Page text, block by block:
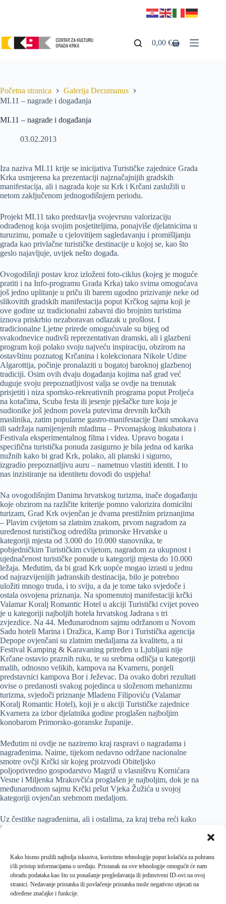
Kako bismo pružili najbolja iskustva, koristimo tehnologije poput kolačića za pohranu
i/ili pristup informacijama o uređaju. Pristanak na ove tehnologije omogućit će nam
obradu podataka kao što su ponašanje pregledavanja ili jedinstveni ID-ovi na ovoj
stranici. Nedavanje pristanka ili povlačenje pristanka može negativno utjecati na
određene značajke i funkcije.
0,00€
Početna stranica
Galerija Decumanus
MI.11 – nagrade i događanja
MI.11 – nagrade i događanja
03.02.2013
Iza naziva MI.11 krije se inicijativa Turističke zajednice Grada
Krka usmjerena ka prezentaciji najznačajnijih gradskih
manifestacija, ali i nagrada koje su Krk i Krčani zaslužili u
netom zaključenom jednogodišnjem periodu.
Projekt MI.11 tako predstavlja svojevrsnu valorizaciju
odrađenog koja svojim posjetiteljima, ponajviše djelatnicima u
turuzimu, pomaže u cjelovitijem sagledavanju i promišljanju
grada kao privlačne turističke destinacije u kojoj se, kao što
geslo najavljuje, uvijek nešto događa.
Ovogodišnji postav kroz izloženi foto-ciklus (kojeg je moguće
pratiti i na Info-programu Grada Krka) tako svima omogućava
još jedno uplitanje u priču ili barem ugodno prizivanje neke od
slikovitih gradskih manifestacija poput Krčkog sajma koji je
ove godine uz tradicionalni zabavni dio brojnim turistima
iznova priskrbio nezaboravan odlazak u prošlost. I
tradicionalne Ljetne prirede omogućuvale su bijeg od
svakodnevice nudivši reprezentativan dramski, ali i glazbeni
program koji polako svoju najveću inspiraciju, obzirom na
ostavštinu poznatog Krčanina i kolekcionara Nikole Udine
Algarottija, počinje pronalaziti u bogatoj baroknoj glazbenoj
tradiciji. Osim ovih dvaju događanja kojima naš grad već
duguje svoju prepoznatljivost valja se ovdje na trenutak
prisjetiti i niza sportsko-rekreativnih programa poput Proljeća
na kotačima, Scuba festa ili jesenje pješačke ture koja je
sudionike još jednom povela putevima drevnih krčkih
maslinika, zatim popularne gastro-manifestacije Dani smokava
ili sadržaja namijenjenih mladima – Prvomajskog inkubatora i
Festivala eksperimentalnog filma i videa. Upravo bogata i
specifična turistička ponuda zasigurno je bila jedna od karika
nužnih kako bi grad Krk, polako, ali planski i sigurno,
izgradio prepoznatljivu auru – nametnuo vlastiti identit. I to
nas inzistiranje na identitetu dovodi do uspjeha!
Na ovogodišnjim Danima hrvatskog turizma, inače događanju
koje obzirom na različite kriterije pomno valorizira domicilni
turizam, Grad Krk ovjenčan je dvama prestižnim priznanjima
– Plavim cvijetom sa zlatnim znakom, prvom nagradom za
uređenost turističkog odredišta primorske Hrvatske u
kategoriji mjesta od 3.000 do 10.000 stanovnika, te
pobjedničkim Turističkim cvijetom, nagradom za ukupnost i
ujednačenost turističke ponude u kategoriji mjesta do 10.000
ležaja. Međutim, da bi grad Krk uopće mogao izrasti u jednu
od najrazvijenijih jadranskih destinacija, bilo je potrebno
uložiti mnogo truda, i to sviju, a da je tome tako svjedoče i
ostala osvojena priznanja. Na spomenutoj manifestaciji krčki
Valamar Koralj Romantic Hotel u akciji Turistički cvijet poveo
je u kategoriji najboljih hotela hrvatskog Jadrana s tri
zvjezdice. Na 44. Međunarodnom sajmu održanom u Novom
Sadu hoteli Marina i Dražica, Kamp Bor i Turistička agencija
Depope ovjenčani su zlatnim medaljama za kvalitetu, a ni
Festival Kamping & Karavaning priređen u Ljubljani nije
Krčane ostavio praznih ruku, te su srebrna odličja u kategoriji
malih, odnosno velikih, kampova na Kvarneru, ponjeli
predstavnici kampova Bor i Ježevac. Da ovako dobri rezultati
ovise o predanosti svakog pojedinca u složenom mehanizmu
turizma, svjedoči priznanje Mladenu Filipoviću (Valamar
Koralj Romantic Hotel), koji je u akciji Turističke zajednice
Kvarnera za izbor djelatnika godine proglašen najboljim
konobarom Primorsko-goranske županije.
Međutim ni ovdje ne naziremo kraj raspravi o nagradama i
nagrađenima. Naime, tijekom nedavno održane nacionalne
smotre ovčji Krčki sir kojeg proizvodi Obiteljsko
poljoprivredno gospodarstvo Magriž u vlasništvu Kornićara
Vesne i Miljenka Mrakovčića proglašen je najboljim, dok je na
međunarodnom sajmu Krčki pršut Vjeka Žužića u svojoj
kategoriji ovjenčan srebrnom medaljom.
Uz čestitke nagrađenima, ali i ostalima, za kraj treba reći kako
je zadaća postava MI.11, koji prigodno u nazivu nosi osobnu
predstavljaju najbolju motivaciju za pripremu nadolazećeg
turističkog ciklusa.